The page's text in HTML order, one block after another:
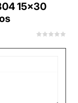
15x30